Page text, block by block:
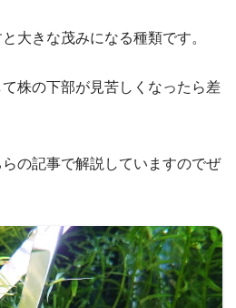
大きな茂みになる種類です。
株の下部が見苦しくなったら差
の記事で解説していますのでぜ